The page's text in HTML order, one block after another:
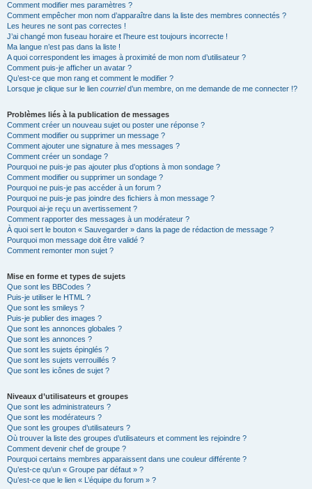
Comment modifier mes paramètres ?
Comment empêcher mon nom d’apparaître dans la liste des membres connectés ?
Les heures ne sont pas correctes !
J’ai changé mon fuseau horaire et l’heure est toujours incorrecte !
Ma langue n’est pas dans la liste !
A quoi correspondent les images à proximité de mon nom d’utilisateur ?
Comment puis-je afficher un avatar ?
Qu’est-ce que mon rang et comment le modifier ?
Lorsque je clique sur le lien courrield’un membre, on me demande de me connecter !?
Problèmes liés à la publication de messages
Comment créer un nouveau sujet ou poster une réponse ?
Comment modifier ou supprimer un message ?
Comment ajouter une signature à mes messages ?
Comment créer un sondage ?
Pourquoi ne puis-je pas ajouter plus d’options à mon sondage ?
Comment modifier ou supprimer un sondage ?
Pourquoi ne puis-je pas accéder à un forum ?
Pourquoi ne puis-je pas joindre des fichiers à mon message ?
Pourquoi ai-je reçu un avertissement ?
Comment rapporter des messages à un modérateur ?
À quoi sert le bouton « Sauvegarder » dans la page de rédaction de message ?
Pourquoi mon message doit être validé ?
Comment remonter mon sujet ?
Mise en forme et types de sujets
Que sont les BBCodes ?
Puis-je utiliser le HTML ?
Que sont les smileys ?
Puis-je publier des images ?
Que sont les annonces globales ?
Que sont les annonces ?
Que sont les sujets épinglés ?
Que sont les sujets verrouillés ?
Que sont les icônes de sujet ?
Niveaux d’utilisateurs et groupes
Que sont les administrateurs ?
Que sont les modérateurs ?
Que sont les groupes d’utilisateurs ?
Où trouver la liste des groupes d’utilisateurs et comment les rejoindre ?
Comment devenir chef de groupe ?
Pourquoi certains membres apparaissent dans une couleur différente ?
Qu’est-ce qu’un « Groupe par défaut » ?
Qu’est-ce que le lien « L’équipe du forum » ?